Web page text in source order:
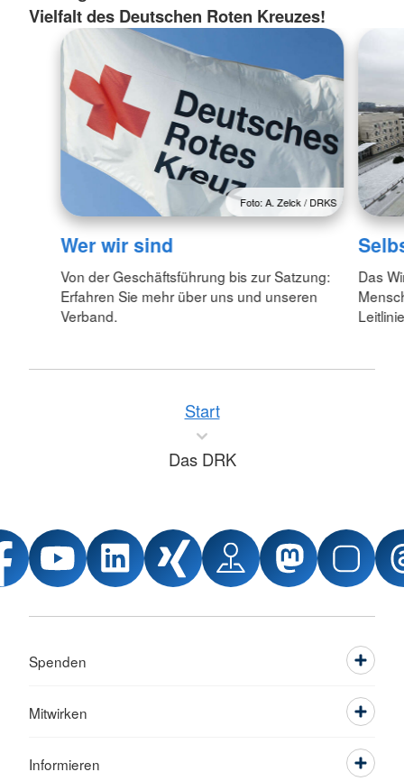
Vielfalt des Deutschen Roten Kreuzes!
Foto: A. Zelck / DRKS
Wer wir sind
Von der Geschäftsführung bis zur Satzung:
Erfahren Sie mehr über uns und unseren
Verband.
Das
Start
Das DRK
Spenden
Mitwirken
Informieren